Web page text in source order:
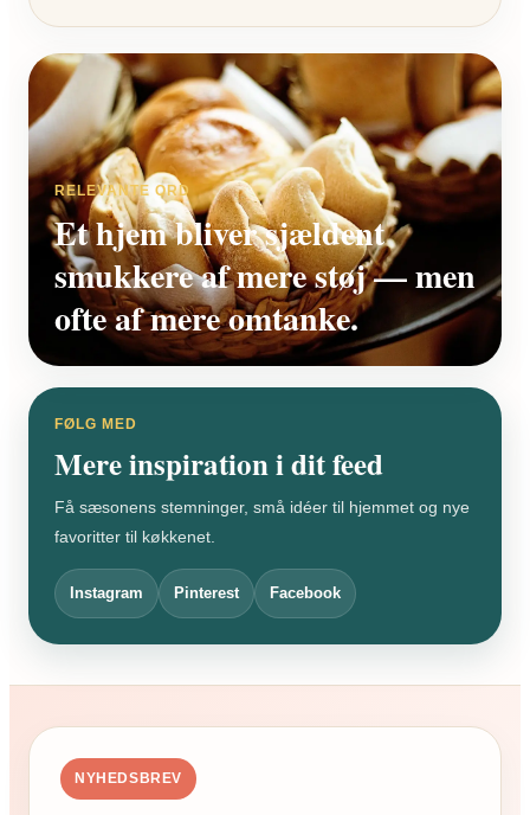
RELEVANTE ORD
Et hjem bliver sjældent
smukkere af mere støj — men
ofte af mere omtanke.
FØLG MED
Mere inspiration i dit feed
Få sæsonens stemninger, små idéer til hjemmet og nye
favoritter til køkkenet.
Instagram Pinterest Facebook
NYHEDSBREV